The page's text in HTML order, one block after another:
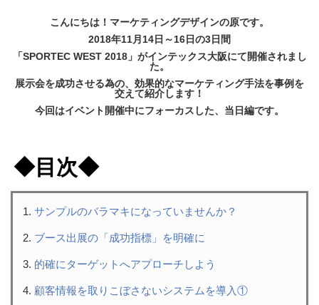
こんにちは！マーケティングデザインの原です。
2018年11月14日～16日の3日間
「SPORTEC WEST 2018」がインテックス大阪にて開催されまし
た。
展示会を成功させる為の、効果的なマーケティング手法を事例を
交えて紹介します！
今回はイベント開催中にフォーカスした、当日編です。
◆目次◆
サンプルのバラマキになっていませんか？
ブース出展の「成功指標」を明確に
的確にターゲットへアプローチしよう
顧客情報を取りこぼさないシステムを導入①